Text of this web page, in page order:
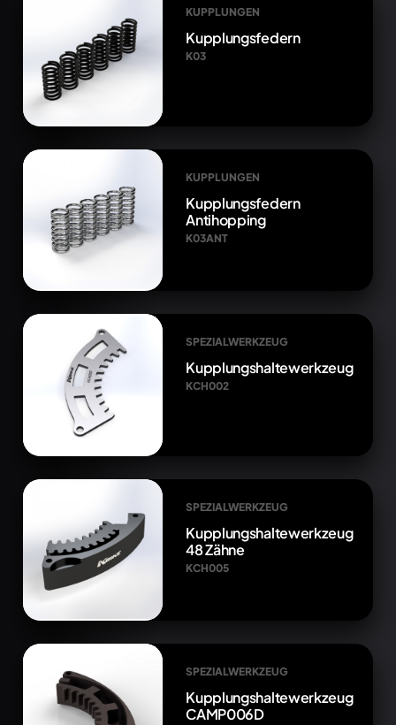
KUPPLUNGEN
Kupplungsfedern
K03
KUPPLUNGEN
Kupplungsfedern
Antihopping
K03ANT
SPEZIALWERKZEUG
Kupplungshaltewerkzeug
KCH002
SPEZIALWERKZEUG
Kupplungshaltewerkzeug
48 Zähne
KCH005
SPEZIALWERKZEUG
Kupplungshaltewerkzeug
CAMP006D